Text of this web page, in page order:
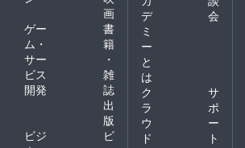
画
ゲー
ム・
サー
ビス
開発
書
籍
・
雑
誌
出
版
ビジ
ビ
デ
ミ
ー
と
は
会
ク
ラ
ウ
ド
サ
ポ
ー
ト